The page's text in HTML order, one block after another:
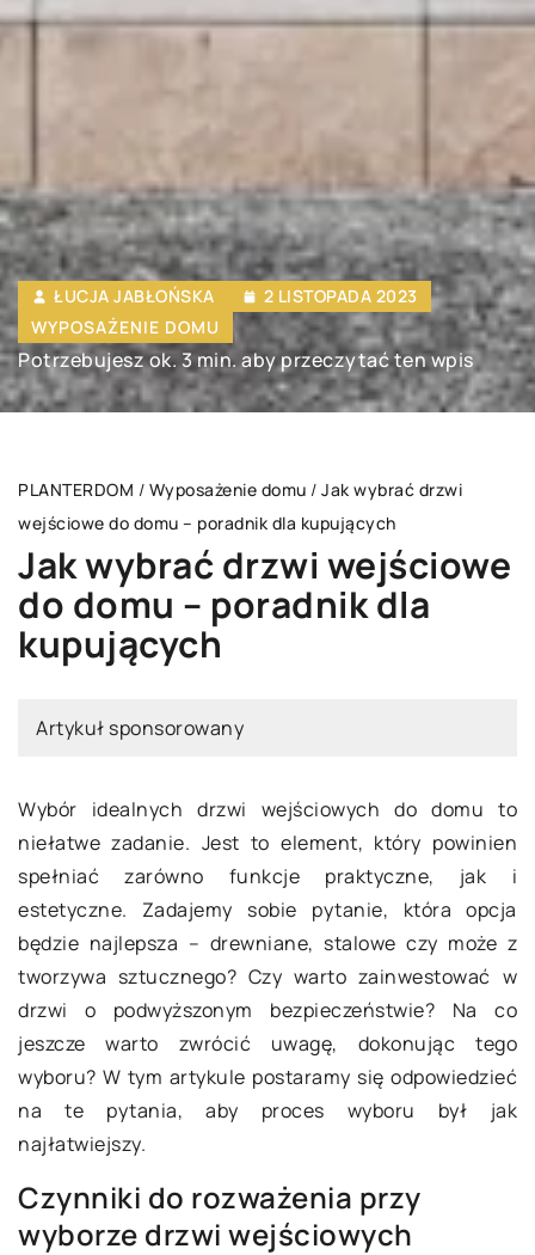
ŁUCJA JABŁOŃSKA
2 LISTOPADA 2023
WYPOSAŻENIE DOMU
Potrzebujesz ok. 3 min. aby przeczytać ten wpis
PLANTERDOM / Wyposażenie domu / Jak wybrać drzwi
wejściowe do domu – poradnik dla kupujących
Jak wybrać drzwi wejściowe
do domu – poradnik dla
kupujących
Artykuł sponsorowany
Wybór idealnych drzwi wejściowych do domu to
niełatwe zadanie. Jest to element, który powinien
spełniać zarówno funkcje praktyczne, jak i
estetyczne. Zadajemy sobie pytanie, która opcja
będzie najlepsza – drewniane, stalowe czy może z
tworzywa sztucznego? Czy warto zainwestować w
drzwi o podwyższonym bezpieczeństwie? Na co
jeszcze warto zwrócić uwagę, dokonując tego
wyboru? W tym artykule postaramy się odpowiedzieć
na te pytania, aby proces wyboru był jak
najłatwiejszy.
Czynniki do rozważenia przy
wyborze drzwi wejściowych